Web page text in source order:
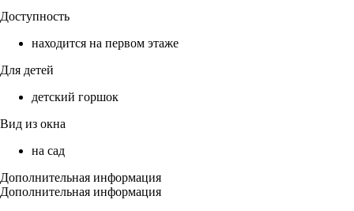
Доступность
находится на первом этаже
Для детей
детский горшок
Вид из окна
на сад
Дополнительная информация
Дополнительная информация